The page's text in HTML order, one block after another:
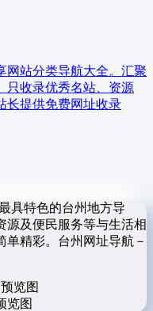
网站分类导航大全。汇聚
只收录优秀名站、资源
长提供免费网址收录
具特色的台州地方导
源及便民服务等与生活相
单精彩。台州网址导航－
览图